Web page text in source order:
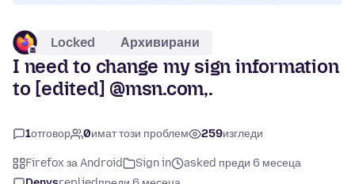
Locked Архивирани
I need to change my sign information
to [edited] @msn.com,.
1отговор 0имат този проблем 259изгледи
Firefox за Android Sign in
asked преди 6 месеца